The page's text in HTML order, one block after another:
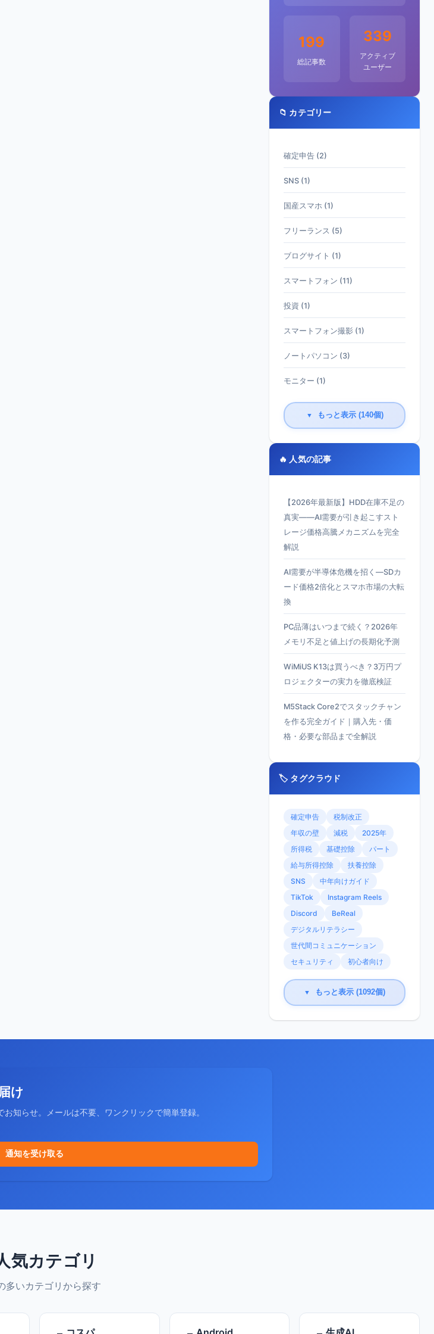
199
総記事数
339
アクティブ
ユーザー
📁 カテゴリー
確定申告 (2)
SNS (1)
国産スマホ (1)
フリーランス (5)
ブログサイト (1)
スマートフォン (11)
投資 (1)
スマートフォン撮影 (1)
ノートパソコン (3)
モニター (1)
▼ もっと表示 (140個)
🔥 人気の記事
【2026年最新版】HDD在庫不足の
真実——AI需要が引き起こすスト
レージ価格高騰メカニズムを完全
解説
AI需要が半導体危機を招く—SDカ
ード価格2倍化とスマホ市場の大転
換
PC品薄はいつまで続く？2026年
メモリ不足と値上げの長期化予測
WiMiUS K13は買うべき？3万円プ
ロジェクターの実力を徹底検証
M5Stack Core2でスタックチャン
を作る完全ガイド｜購入先・価
格・必要な部品まで全解説
🏷️ タグクラウド
確定申告
税制改正
年収の壁
減税
2025年
所得税
基礎控除
パート
給与所得控除
扶養控除
SNS
中年向けガイド
TikTok
Instagram Reels
Discord
BeReal
デジタルリテラシー
世代間コミュニケーション
セキュリティ
初心者向け
▼ もっと表示 (1092個)
け
知らせ。メールは不要、ワンクリックで簡単登録。
通知を受け取る
気カテゴリ
多いカテゴリから探す